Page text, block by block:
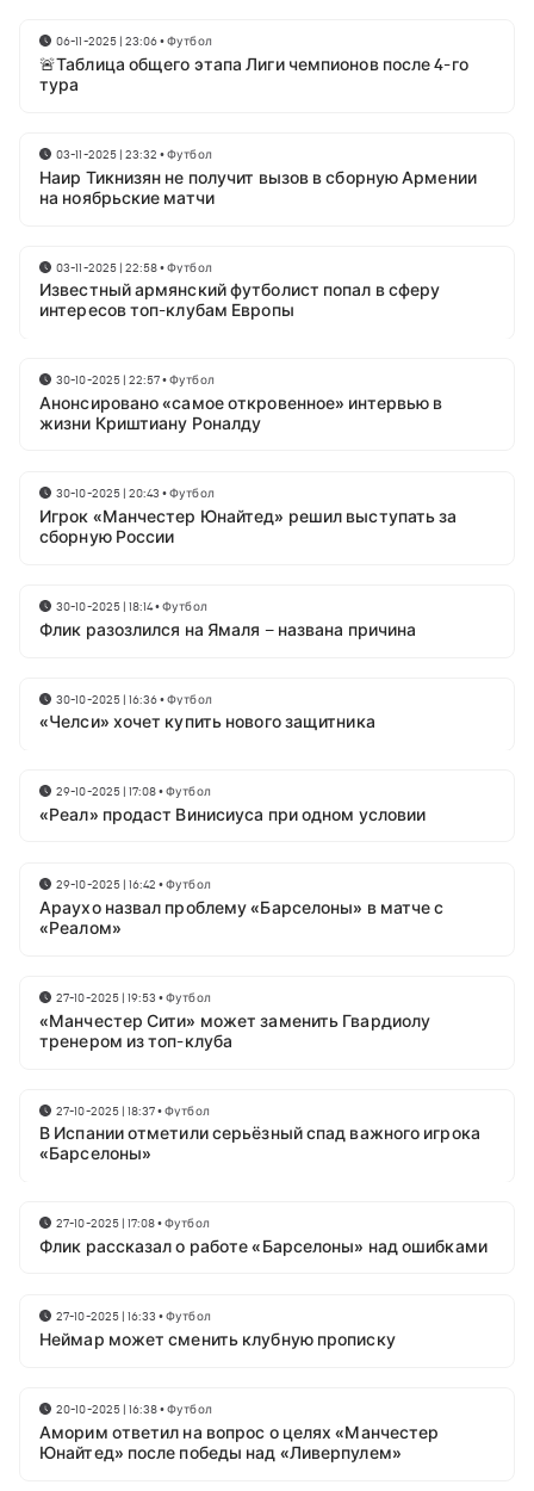
06-11-2025 | 23:06•Футбол
🚨Таблица общего этапа Лиги чемпионов после 4-го
тура
03-11-2025 | 23:32 •Футбол
Наир Тикнизян не получит вызов в сборную Армении
на ноябрьские матчи
03-11-2025 | 22:58•Футбол
Известный армянский футболист попал в сферу
интересов топ-клубам Европы
30-10-2025 | 22:57•Футбол
Анонсировано «самое откровенное» интервью в
жизни Криштиану Роналду
30-10-2025 | 20:43 •Футбол
Игрок «Манчестер Юнайтед» решил выступать за
сборную России
30-10-2025 | 18:14•Футбол
Флик разозлился на Ямаля – названа причина
30-10-2025 | 16:36•Футбол
«Челси» хочет купить нового защитника
29-10-2025 | 17:08•Футбол
«Реал» продаст Винисиуса при одном условии
29-10-2025 | 16:42 •Футбол
Араухо назвал проблему «Барселоны» в матче с
«Реалом»
27-10-2025 | 19:53 •Футбол
«Манчестер Сити» может заменить Гвардиолу
тренером из топ-клуба
27-10-2025 | 18:37•Футбол
В Испании отметили серьёзный спад важного игрока
«Барселоны»
27-10-2025 | 17:08•Футбол
Флик рассказал о работе «Барселоны» над ошибками
27-10-2025 | 16:33 •Футбол
Неймар может сменить клубную прописку
20-10-2025 | 16:38•Футбол
Аморим ответил на вопрос о целях «Манчестер
Юнайтед» после победы над «Ливерпулем»